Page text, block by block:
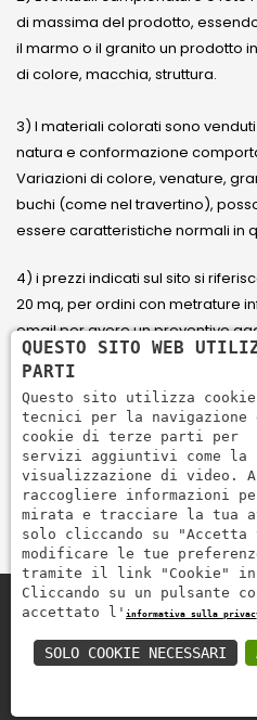
di massima del prodotto,
il marmo o il granito un prodotto
di colore, macchia, struttura.
3) I materiali colorati sono
natura e conformazione
Variazioni di colore, venature,
buchi (come nel travertino),
essere caratteristiche normali in
4) i prezzi indicati sul sito si
20 mq, per ordini con metrature
email per avere un preventivo
il cliente.
5) Paga con Carta di credito
Mastercard tramite il circuito
inviare denaro e accettare
semplice e sicuro.
Zem Marmi P.I.
Paga in
QUESTO SITO WEB
PARTI
Questo sito utilizza cookie
tecnici per la navigazione
cookie di terze parti per
servizi aggiuntivi come la
visualizzazione di video.
raccogliere informazioni
mirata e tracciare la tua
solo cliccando su
modificare le tue
tramite il link "Cookie" in
Cliccando su un pulsante
accettato l' informativa sulla
SOLO COOKIE NECESSARI